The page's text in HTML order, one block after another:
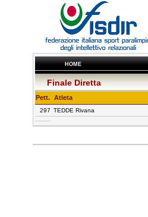
HOME
Finale Diretta
Pett. Atleta
297 TEDDE Rivana